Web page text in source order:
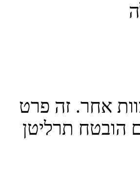
אחר. זה פרט
הובטח תרליטן